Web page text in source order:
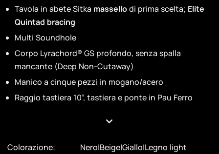
Tavola in abete Sitka massellodi prima scelta; Elite
Quintad bracing
Multi Soundhole
Corpo Lyrachord® GS profondo, senza spalla
mancante (Deep Non-Cutaway)
Manico a cinque pezzi in mogano/acero
Raggio tastiera 10”, tastiera e ponte in Pau Ferro
Colorazione:
Nero|Beige|Giallo|Legno light